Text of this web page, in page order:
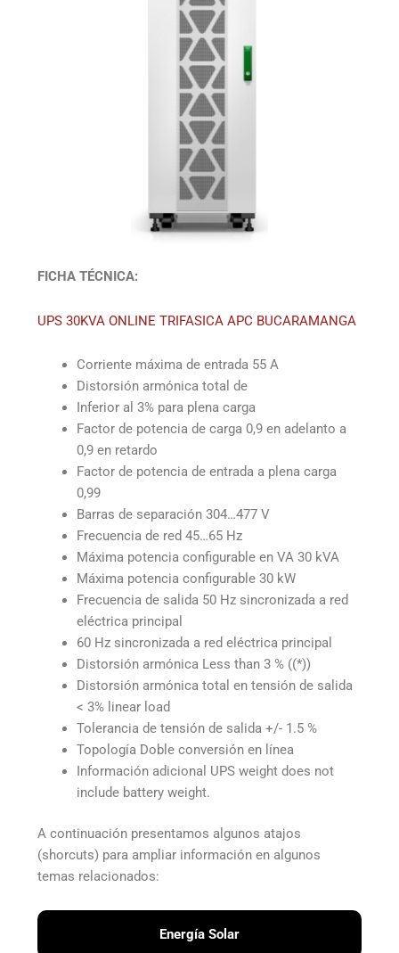
FICHA TÉCNICA:
UPS 30KVA ONLINE TRIFASICA APC BUCARAMANGA
Corriente máxima de entrada 55 A
Distorsión armónica total de
Inferior al 3% para plena carga
Factor de potencia de carga 0,9 en adelanto a
0,9 en retardo
Factor de potencia de entrada a plena carga
0,99
Barras de separación 304…477 V
Frecuencia de red 45…65 Hz
Máxima potencia configurable en VA 30 kVA
Máxima potencia configurable 30 kW
Frecuencia de salida 50 Hz sincronizada a red
eléctrica principal
60 Hz sincronizada a red eléctrica principal
Distorsión armónica Less than 3 % ((*))
Distorsión armónica total en tensión de salida
< 3% linear load
Tolerancia de tensión de salida +/- 1.5 %
Topología Doble conversión en línea
Información adicional UPS weight does not
include battery weight.
A continuación presentamos algunos atajos
(shorcuts) para ampliar información en algunos
temas relacionados:
Energía Solar